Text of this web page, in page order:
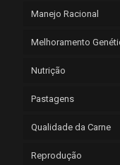
Manejo Racional
Melhoramento
Nutrição
Pastagens
Qualidade da Carne
Reprodução